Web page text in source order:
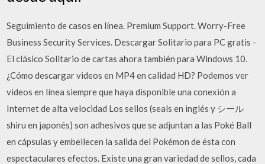
Seguimiento de casos en línea. Premium Support. Worry-Free
Business Security Services. Descargar Solitario para PC gratis -
El clásico Solitario de cartas ahora también para Windows 10.
¿Cómo descargar videos en MP4 en calidad HD? Podemos ver
videos en línea siempre que haya disponible una conexión a
Internet de alta velocidad Los sellos (seals en inglés y シール
shiru en japonés) son adhesivos que se adjuntan a las Poké Ball
en cápsulas y embellecen la salida del Pokémon de ésta con
espectaculares efectos. Existe una gran variedad de sellos, cada